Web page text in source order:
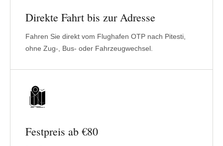
Direkte Fahrt bis zur Adresse
Fahren Sie direkt vom Flughafen OTP nach Pitesti,
ohne Zug-, Bus- oder Fahrzeugwechsel.
Festpreis ab €80